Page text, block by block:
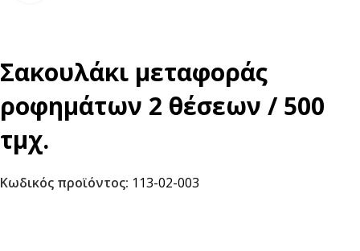
Σακουλάκι μεταφοράς
ροφημάτων 2 θέσεων / 500
τμχ.
Κωδικός προϊόντος: 113-02-003